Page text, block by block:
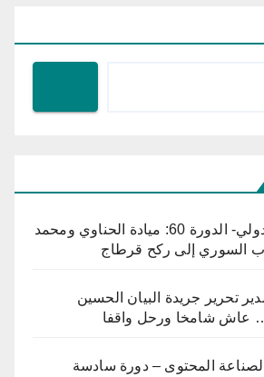
مهرجان قرطاج الدولي- الدورة 60: ميادة الحناوي ومحمد
السوري إلى ركح قرطاج
لوفاة مدير تحرير جريدة البيان الحسين
عاش شامخا ورحل واقفا
لصناعة المحتوى – دورة سادسة